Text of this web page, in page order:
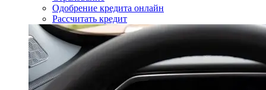
Одобрение кредита онлайн
Рассчитать кредит